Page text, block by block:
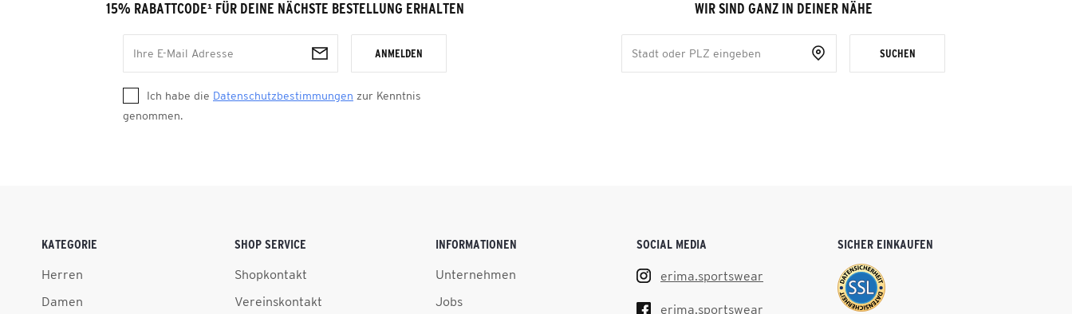
15% RABATTCODE¹FÜR DEINE NÄCHSTE BESTELLUNG ERHALTEN
ANMELDEN
Ich habe die Datenschutzbestimmungen zur Kenntnis
genommen.
WIR SIND GANZ IN DEINER NÄHE
SUCHEN
KATEGORIE
Herren
Damen
SHOP SERVICE
Shopkontakt
Vereinskontakt
INFORMATIONEN
Unternehmen
Jobs
SOCIAL MEDIA
erima.sportswear
erima.sportswear
SICHER EINKAUFEN